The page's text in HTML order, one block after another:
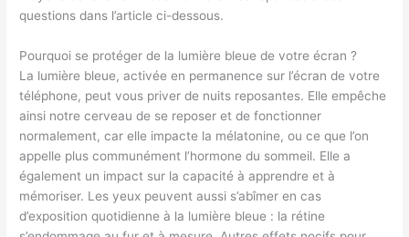
questions dans l’article ci-dessous.
Pourquoi se protéger de la lumière bleue de votre écran ?
La lumière bleue, activée en permanence sur l’écran de votre
téléphone, peut vous priver de nuits reposantes. Elle empêche
ainsi notre cerveau de se reposer et de fonctionner
normalement, car elle impacte la mélatonine, ou ce que l’on
appelle plus communément l’hormone du sommeil. Elle a
également un impact sur la capacité à apprendre et à
mémoriser. Les yeux peuvent aussi s’abîmer en cas
d’exposition quotidienne à la lumière bleue : la rétine